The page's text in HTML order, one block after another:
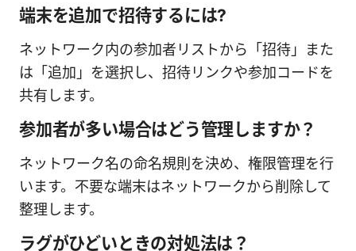
端末を追加で招待するには?
ネットワーク内の参加者リストから「招待」また
は「追加」を選択し、招待リンクや参加コードを
共有します。
参加者が多い場合はどう管理しますか？
ネットワーク名の命名規則を決め、権限管理を行
います。不要な端末はネットワークから削除して
整理します。
ラグがひどいときの対処法は？